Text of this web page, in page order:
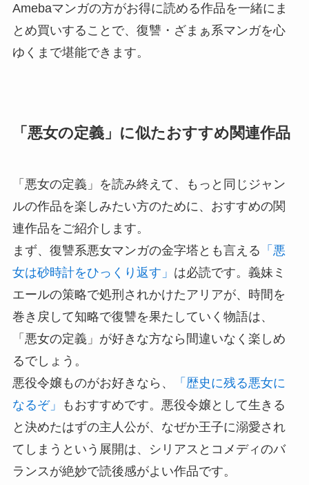
Amebaマンガの方がお得に読める作品を一緒にま
とめ買いすることで、復讐・ざまぁ系マンガを心
ゆくまで堪能できます。
「悪女の定義」に似たおすすめ関連作品
「悪女の定義」を読み終えて、もっと同じジャン
ルの作品を楽しみたい方のために、おすすめの関
連作品をご紹介します。
まず、復讐系悪女マンガの金字塔とも言える 「悪
女は砂時計をひっくり返す」 は必読です。義妹ミ
エールの策略で処刑されかけたアリアが、時間を
巻き戻して知略で復讐を果たしていく物語は、
「悪女の定義」が好きな方なら間違いなく楽しめ
るでしょう。
悪役令嬢ものがお好きなら、
「歴史に残る悪女に
なるぞ」
もおすすめです。悪役令嬢として生きる
と決めたはずの主人公が、なぜか王子に溺愛され
てしまうという展開は、シリアスとコメディのバ
ランスが絶妙で読後感がよい作品です。